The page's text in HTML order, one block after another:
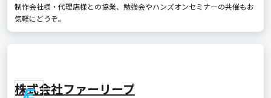
制作会社様・代理店様との協業、勉強会やハンズオンセミナーの共催もお
気軽にどうぞ。
株式会社ファーリープ